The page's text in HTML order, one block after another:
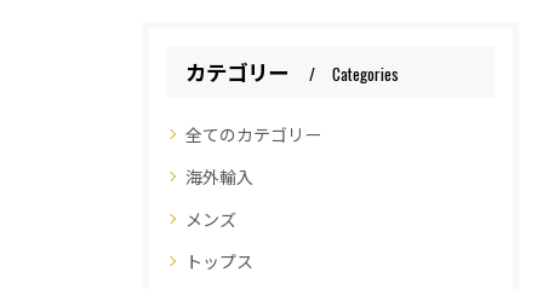
カテゴリー Categories
全てのカテゴリー
海外輸入
メンズ
トップス